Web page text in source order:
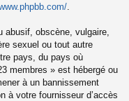
abusif, obscène, vulgaire,
sexuel ou tout autre
pays, du pays où
membres » est hébergé ou
à un bannissement
à votre fournisseur d’accès